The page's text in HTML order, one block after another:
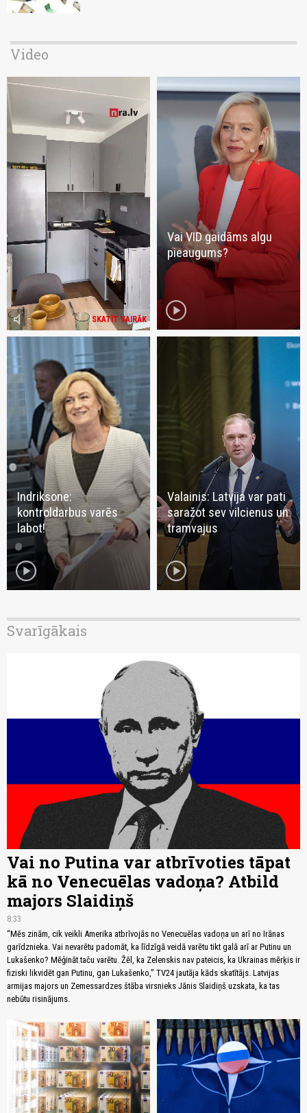
Video
SKATĪT VAIRĀK
volume_mute
Vai VID gaidāms algu
pieaugums?
play_circle
Indriksone:
kontroldarbus varēs
labot!
play_circle
Valainis: Latvija var pati
saražot sev vilcienus un
tramvajus
play_circle
Svarīgākais
Vai no Putina var atbrīvoties tāpat
kā no Venecuēlas vadoņa? Atbild
majors Slaidiņš
8:33
“Mēs zinām, cik veikli Amerika atbrīvojās no Venecuēlas vadoņa un arī no Irānas
garīdznieka. Vai nevarētu padomāt, ka līdzīgā veidā varētu tikt galā arī ar Putinu un
Lukašenko? Mēģināt taču varētu. Žēl, ka Zelenskis nav pateicis, ka Ukrainas mērķis ir
fiziski likvidēt gan Putinu, gan Lukašenko,” TV24 jautāja kāds skatītājs. Latvijas
armijas majors un Zemessardzes štāba virsnieks Jānis Slaidiņš uzskata, ka tas
nebūtu risinājums.